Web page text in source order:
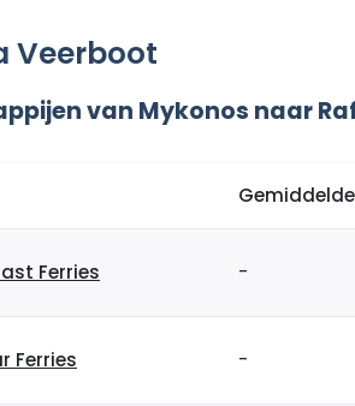
Veerboot
van Mykonos naar
Ferries -
Ferries -